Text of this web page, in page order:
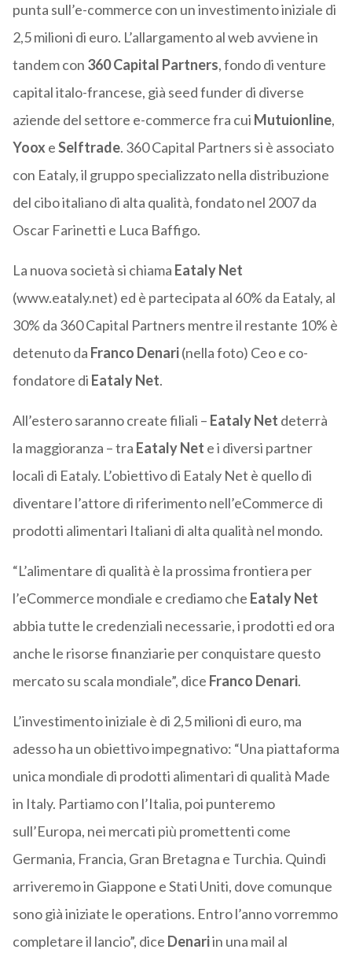
punta sull’e-commerce con un investimento iniziale di
2,5 milioni di euro. L’allargamento al web avviene in
tandem con 360 Capital Partners, fondo di venture
capital italo-francese, già seed funder di diverse
aziende del settore e-commerce fra cui Mutuionline,
YooxeSelftrade. 360 Capital Partners si è associato
con Eataly, il gruppo specializzato nella distribuzione
del cibo italiano di alta qualità, fondato nel 2007 da
Oscar Farinetti e Luca Baffigo.
La nuova società si chiama Eataly Net
(www.eataly.net) ed è partecipata al 60% da Eataly, al
30% da 360 Capital Partners mentre il restante 10% è
detenuto da Franco Denari(nella foto) Ceo e co-
fondatore di Eataly Net.
All’estero saranno create filiali – Eataly Net deterrà
la maggioranza – tra Eataly Net e i diversi partner
locali di Eataly. L’obiettivo di Eataly Net è quello di
diventare l’attore di riferimento nell’eCommerce di
prodotti alimentari Italiani di alta qualità nel mondo.
“L’alimentare di qualità è la prossima frontiera per
l’eCommerce mondiale e crediamo che Eataly Net
abbia tutte le credenziali necessarie, i prodotti ed ora
anche le risorse finanziarie per conquistare questo
mercato su scala mondiale”, dice Franco Denari.
L’investimento iniziale è di 2,5 milioni di euro, ma
adesso ha un obiettivo impegnativo: “Una piattaforma
unica mondiale di prodotti alimentari di qualità Made
in Italy. Partiamo con l’Italia, poi punteremo
sull’Europa, nei mercati più promettenti come
Germania, Francia, Gran Bretagna e Turchia. Quindi
arriveremo in Giappone e Stati Uniti, dove comunque
sono già iniziate le operations. Entro l’anno vorremmo
completare il lancio”, dice Denariin una mail al